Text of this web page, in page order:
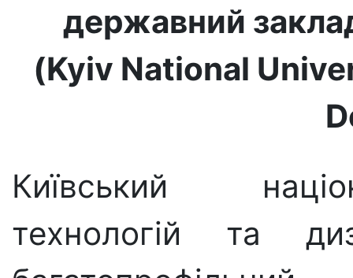
державний
(Kyiv National
Київський
технологій та